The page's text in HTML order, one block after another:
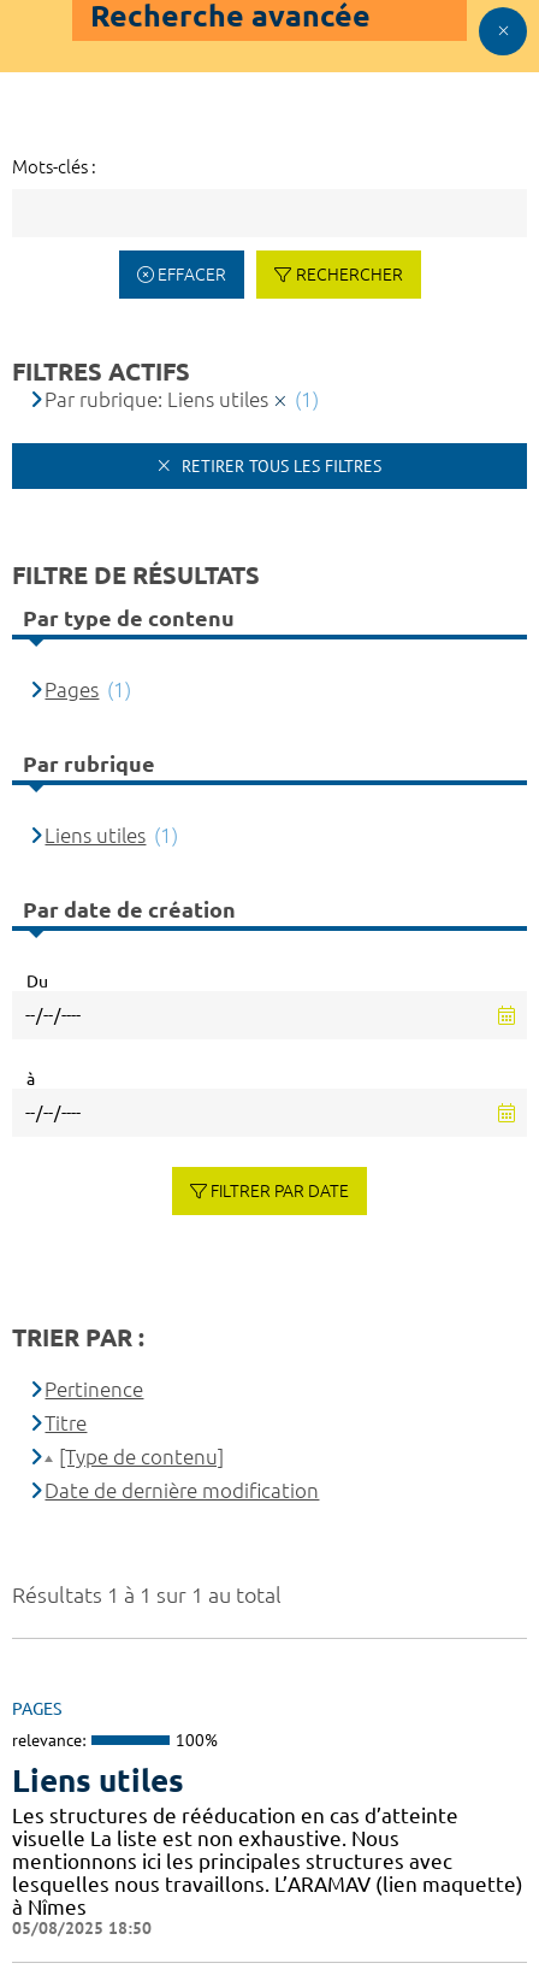
Recherche avancée
Mots-clés :
EFFACER RECHERCHER
Résultats 1 à 1 sur 1 au total
PAGES
relevance: 100%
Liens utiles
Les structures de rééducation en cas d’atteinte
visuelle La liste est non exhaustive. Nous
mentionnons ici les principales structures avec
lesquelles nous travaillons. L’ARAMAV (lien maquette)
à Nîmes
05/08/2025 18:50
FILTRES ACTIFS
Par rubrique: Liens utiles (1)
RETIRER TOUS LES FILTRES
FILTRE DE RÉSULTATS
Par type de contenu
Pages (1)
Par rubrique
Liens utiles (1)
Par date de création
Du
à
FILTRER PAR DATE
TRIER PAR :
Pertinence
Titre
[Type de contenu]
Date de dernière modification